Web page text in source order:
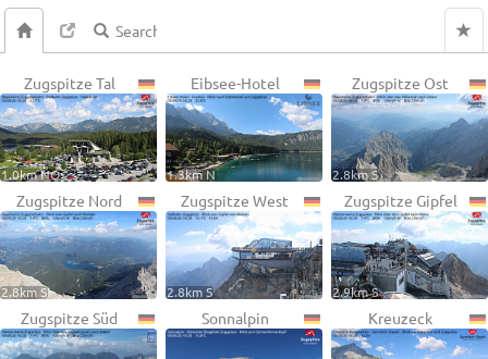
Zugspitze Tal
1.0km NO
Eibsee-Hotel
1.3km N
Zugspitze Ost
2.8km S
Zugspitze Nord
2.8km S
Zugspitze West
2.8km S
Zugspitze Gipfel
2.9km S
Zugspitze Süd Sonnalpin Kreuzeck